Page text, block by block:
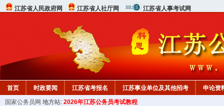
江苏省人民政府网 江苏省人社厅网 江苏省人事考试网
首页 时政要闻 江苏省考报名 江苏事业单位及其他招考
申论资
国家公务员网 地方站: 2026年江苏公务员考试教程